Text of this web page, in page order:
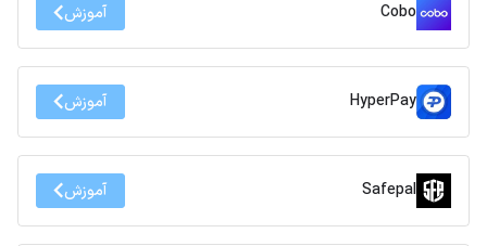
Cobo آموزش
HyperPay آموزش
Safepal آموزش